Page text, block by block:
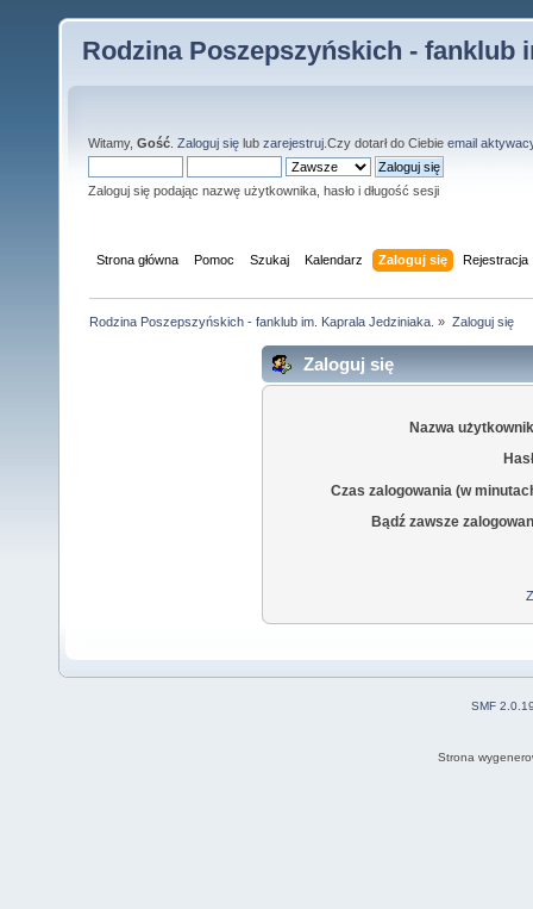
Rodzina Poszepszyńskich - fanklub
Witamy, Gość Zaloguj się lub zarejestruj .Czy dotarł do Ciebie email
Zaloguj się podając nazwę użytkownika, hasło i długość sesji
Strona główna Pomoc Szukaj Kalendarz Zaloguj się Rejestracja
Rodzina Poszepszyńskich - fanklub im. Kaprala Jedziniaka. » Zaloguj się
Zaloguj się
Nazwa
Czas zalogowania (w
Bądź zawsze
SMF
Strona